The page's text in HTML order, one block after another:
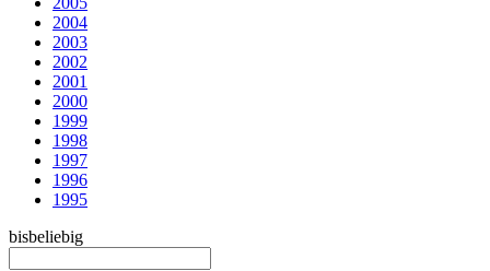
2004
2003
2002
2001
2000
1999
1998
1997
1996
1995
bisbeliebig